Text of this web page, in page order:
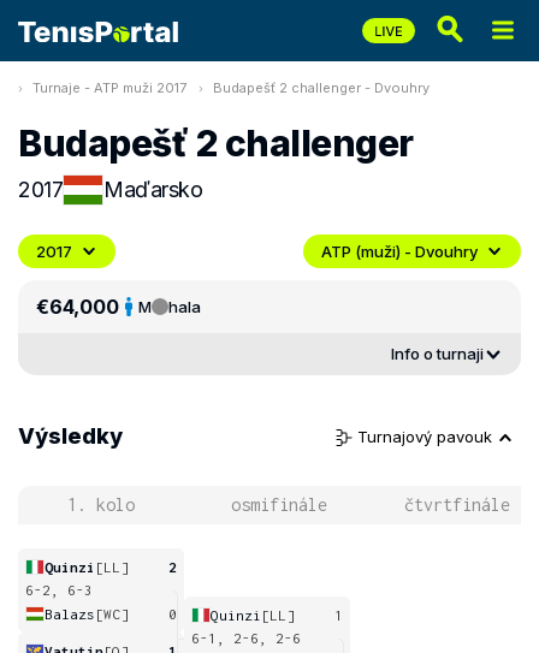
Turnaje - ATP muži 2017 Budapešť 2 challenger - Dvouhry
Budapešť 2 challenger
2017 Maďarsko
2017 ATP (muži) - Dvouhry
€64,000 M hala
Info o turnaji
Výsledky Turnajový pavouk
1. kolo osmifinále čtvrtfinále
Quinzi [LL]
2
6-2, 6-3
Balazs [WC] 0 Quinzi [LL]
1
6-1, 2-6, 2-6